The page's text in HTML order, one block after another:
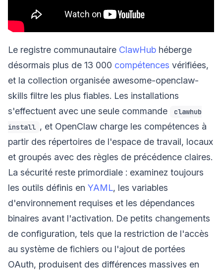
Le registre communautaire ClawHub héberge
désormais plus de 13 000 compétences vérifiées,
et la collection organisée awesome-openclaw-
skills filtre les plus fiables. Les installations
s'effectuent avec une seule commande
clawhub
install , et OpenClaw charge les compétences à
partir des répertoires de l'espace de travail, locaux
et groupés avec des règles de précédence claires.
La sécurité reste primordiale : examinez toujours
les outils définis en YAML, les variables
d'environnement requises et les dépendances
binaires avant l'activation. De petits changements
de configuration, tels que la restriction de l'accès
au système de fichiers ou l'ajout de portées
OAuth, produisent des différences massives en